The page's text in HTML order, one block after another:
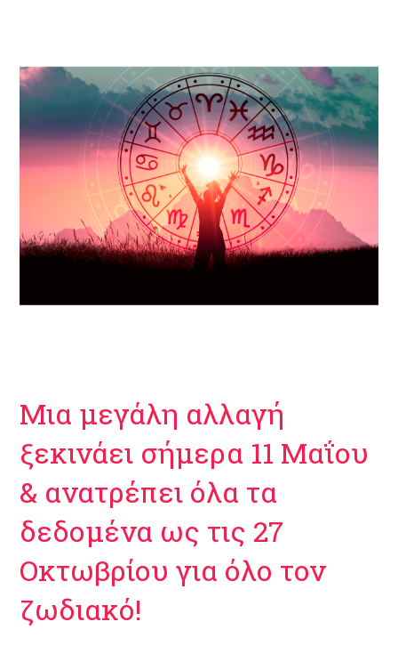
Μια μεγάλη αλλαγή
ξεκινάει σήμερα 11 Μαΐου
& ανατρέπει όλα τα
δεδομένα ως τις 27
Οκτωβρίου για όλο τον
ζωδιακό!